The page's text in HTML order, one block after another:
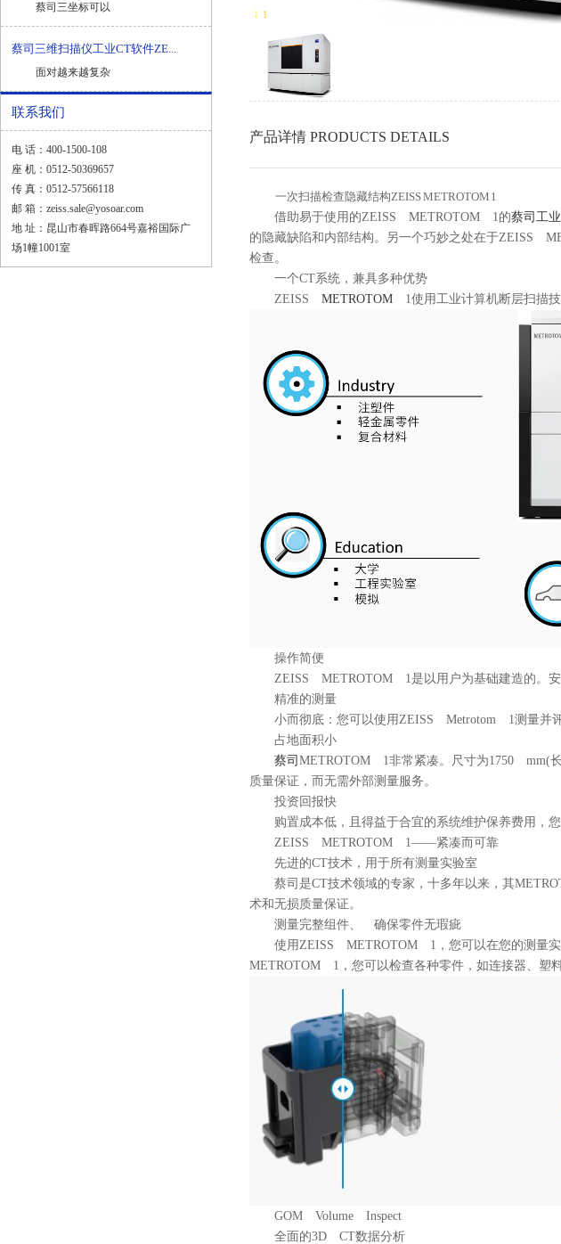
蔡司三坐标可以
蔡司三维扫描仪工业CT软件ZE...
面对越来越复杂
联系我们
电 话：400-1500-108
座 机：0512-50369657
传 真：0512-57566118
邮 箱：zeiss.sale@yosoar.com
地 址：昆山市春晖路664号嘉裕国际广
场1幢1001室
1 1
产品详情 PRODUCTS DETAILS
一次扫描检查隐藏结构ZEISS METROTOM 1
借助易于使用的ZEISS METROTOM 1的蔡司工
的隐藏缺陷和内部结构。另一个巧妙之处在于ZEISS
检查。
一个CT系统，兼具多种优势
ZEISS METROTOM 1使用工业计算机断层扫描
操作简便
ZEISS METROTOM 1是以用户为基础建造的。安
精准的测量
小而彻底：您可以使用ZEISS Metrotom 1测量并评
占地面积小
蔡司 METROTOM 1非常紧凑。尺寸为1750
质量保证，而无需外部测量服务。
投资回报快
购置成本低，且得益于合宜的系统维护保养费用，
ZEISS METROTOM 1——紧凑而可靠
先进的CT技术，用于所有测量实验室
蔡司是CT技术领域的专家，十多年以来，其
术和无损质量保证。
测量完整组件、 确保零件无瑕疵
使用ZEISS METROTOM 1，您可以在您的测量实
METROTOM 1，您可以检查各种零件，如连接器、塑
GOM Volume Inspect
全面的3D CT数据分析